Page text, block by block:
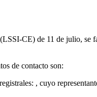
CE) de 11 de julio, se
de contacto son:
, cuyo